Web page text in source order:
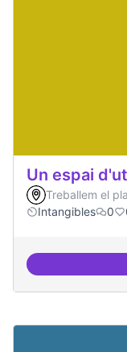
Un espai
Treballem el
Intangibles
0